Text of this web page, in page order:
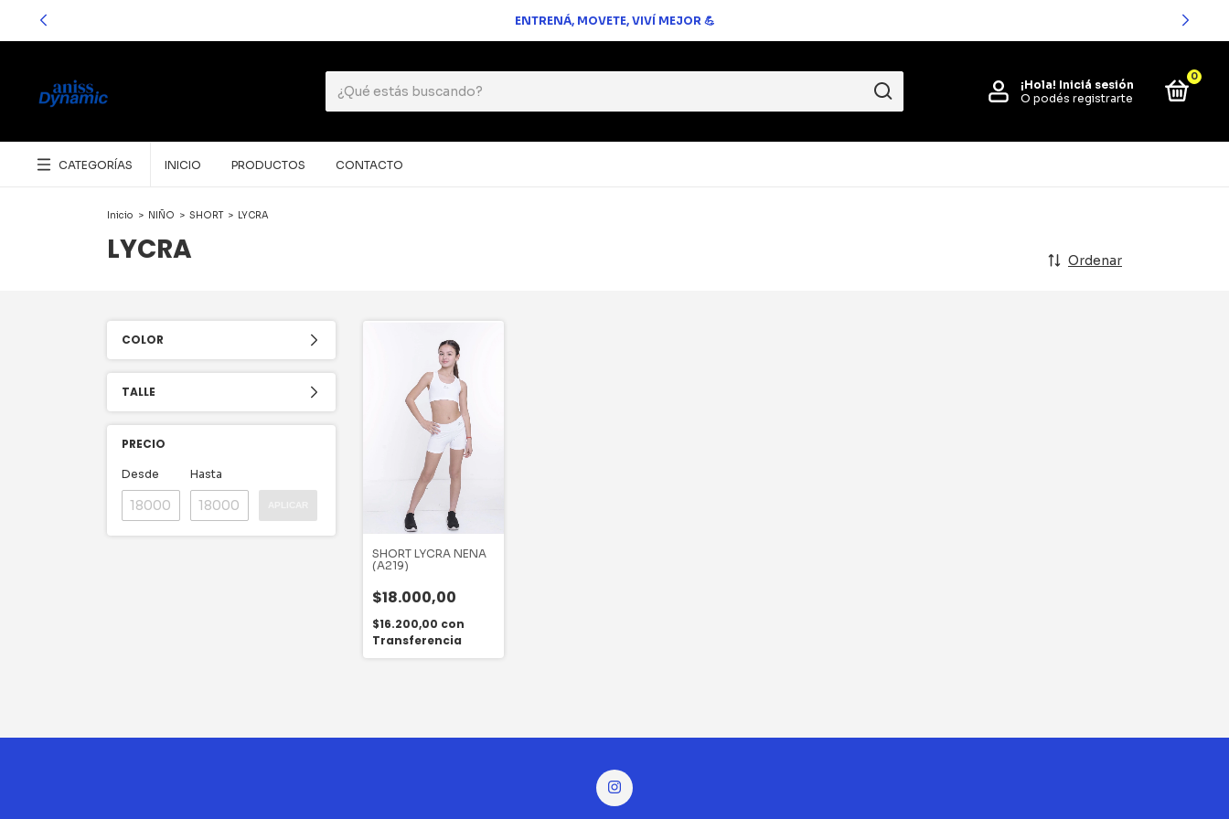
ENTRENÁ, MOVETE, VIVÍ MEJOR 💪
¡Hola! Iniciá sesión
O podés registrarte
0
CATEGORÍAS INICIO PRODUCTOS CONTACTO
Inicio > NIÑO > SHORT > LYCRA
LYCRA Ordenar
COLOR
TALLE
PRECIO
Desde Hasta
SHORT LYCRA NENA
(A219)
$18.000,00
$16.200,00 con
Transferencia